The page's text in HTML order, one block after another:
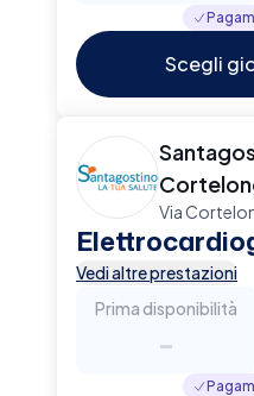
Scegli
Via
Vedi altre prestazioni
Prima disponibilità
-